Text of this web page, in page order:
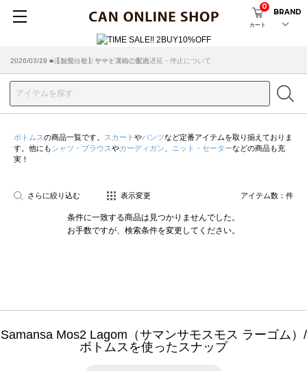
カート
0
BRAND
2026/07/29 ■【お知らせ】ヤマト運輸の配送遅延・停止について
2026/03/18 ■店舗受け取りサービスのご案内
ボトムスの商品一覧です。 スカート やパンツなど定番アイテムを取り揃えておりま
す。他にもシャツ・ブラウスやカーディガン ニット・セーターなどの商品も充
実！
さらに絞り込む 表示変更 アイテム数： 件
条件に一致する商品は見つかりませんでした。
お手数ですが、検索条件を変更してください。
Samansa Mos2 Lagom（サマンサモスモス ラーゴム）/
ボトムスを使ったスナップ